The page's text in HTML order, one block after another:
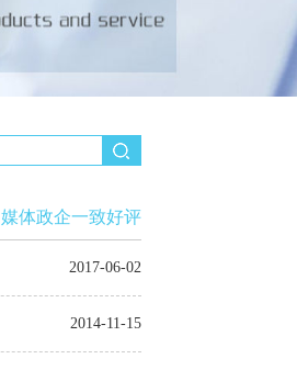
媒体政企一致好评
2017-06-02
2014-11-15